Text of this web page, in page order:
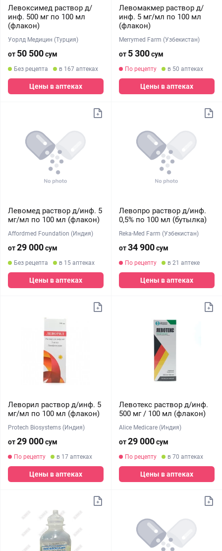
Левоксимед раствор д/
инф. 500 мг по 100 мл
(флакон)
Уорлд Медицин (Турция)
от 50 500сум
Без рецепта в 167 аптеках
Цены в аптеках
Левомакмер раствор д/
инф. 5 мг/мл по 100 мл
(флакон)
Merrymed Farm (Узбекистан)
от 5 300сум
По рецепту в 50 аптеках
Цены в аптеках
Левомед раствор д/инф. 5
мг/мл по 100 мл (флакон)
Affordmed Foundation (Индия)
от29 000сум
Без рецепта в 15 аптеках
Цены в аптеках
Левопро раствор д/инф.
0,5% по 100 мл (бутылка)
Reka-Med Farm (Узбекистан)
от34 900сум
По рецепту в 21 аптеке
Цены в аптеках
Леворил раствор д/инф. 5
мг/мл по 100 мл (флакон)
Protech Biosystems (Индия)
от29 000сум
По рецепту в 17 аптеках
Цены в аптеках
Левотекс раствор д/инф.
500 мг / 100 мл (флакон)
Alice Medicare (Индия)
от29 000сум
По рецепту в 70 аптеках
Цены в аптеках